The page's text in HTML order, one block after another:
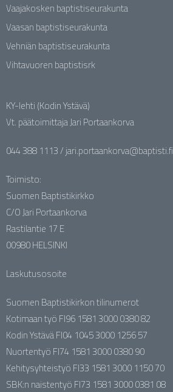
Vaajakosken baptistiseurakunta
Vaasan baptistiseurakunta
Vehniän baptistiseurakunta
Vihtavuoren baptistisrk
KY-lehti (Kodin Ystävä)
Vt. päätoimittaja Jari Portaankorva
044 388 1113 / jari.portaankorva@baptisti.fi
Toimisto:
Suomen Baptistikirkko
C/O Jari Portaankorva
Rastilantie 17 E
00980 HELSINKI
Laskutusosoite
Suomen Baptistikirkon tilinumerot
Kotimaan työ FI96 1581 3000 0380 82
Kodin Ystävä FI04 1045 3000 1256 57
Nuortentyö FI74 1581 3000 0380 90
Kehitysyhteistyö FI33 1581 3000 1150 70
SBK:n naistentyö FI73 1581 3000 0381 08